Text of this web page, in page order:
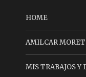
HOME
AMILCAR
MIS TRABAJOS Y